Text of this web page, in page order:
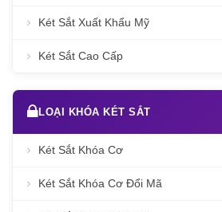
Két Sắt Xuất Khẩu Mỹ
Két Sắt Cao Cấp
LOẠI KHÓA KÉT SẮT
Két Sắt Khóa Cơ
Két Sắt Khóa Cơ Đổi Mã